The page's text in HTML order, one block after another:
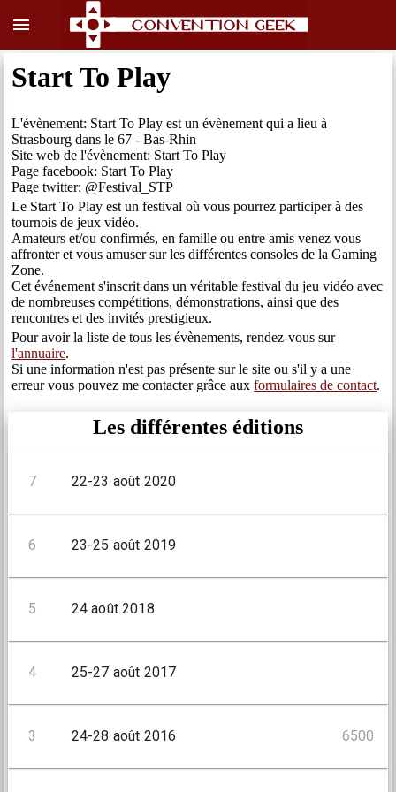
menu
Start To Play
L'évènement: Start To Play est un évènement qui a lieu à
Strasbourg dans le 67 - Bas-Rhin
Site web de l'évènement: Start To Play
Page facebook: Start To Play
Page twitter: @Festival_STP
Le Start To Play est un festival où vous pourrez participer à des
tournois de jeux vidéo.
Amateurs et/ou confirmés, en famille ou entre amis venez vous
affronter et vous amuser sur les différentes consoles de la Gaming
Zone.
Cet événement s'inscrit dans un véritable festival du jeu vidéo avec
de nombreuses compétitions, démonstrations, ainsi que des
rencontres et des invités prestigieux.
Pour avoir la liste de tous les évènements, rendez-vous sur
l'annuaire.
Si une information n'est pas présente sur le site ou s'il y a une
erreur vous pouvez me contacter grâce auxformulaires de contact.
Les différentes éditions
7 22-23 août 2020
6 23-25 août 2019
5 24 août 2018
4 25-27 août 2017
3 24-28 août 2016 6500